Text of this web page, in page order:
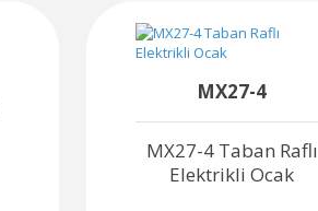
MX27-4
MX27-4 Taban Raflı
Elektrikli Ocak